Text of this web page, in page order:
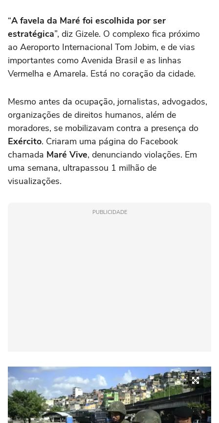
“A favela da Maré foi escolhida por ser
estratégica”, diz Gizele. O complexo fica próximo
ao Aeroporto Internacional Tom Jobim, e de vias
importantes como Avenida Brasil e as linhas
Vermelha e Amarela. Está no coração da cidade.
Mesmo antes da ocupação, jornalistas, advogados,
organizações de direitos humanos, além de
moradores, se mobilizavam contra a presença do
Exército. Criaram uma página do Facebook
chamada Maré Vive, denunciando violações. Em
uma semana, ultrapassou 1 milhão de
visualizações.
PUBLICIDADE